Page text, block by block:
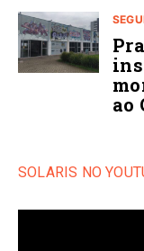
ao
SOLARIS NO